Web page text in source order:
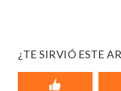
¿TE SIRVIÓ ESTE